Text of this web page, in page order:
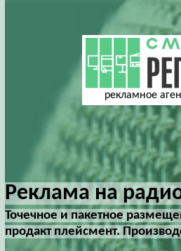
рекламное
Реклама на
Точечное и пакетное
продакт плейсмент.